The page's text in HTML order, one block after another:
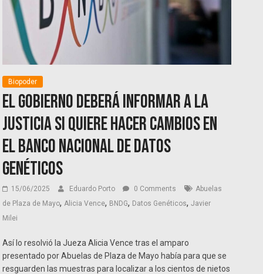
Biopoder
El Gobierno deberá informar a la
Justicia si quiere hacer cambios en
el Banco Nacional de Datos
Genéticos
15/06/2025 Eduardo Porto 0 Comments
Abuelas
de Plaza de Mayo, Alicia Vence, BNDG, Datos Genéticos,Javier
Milei
Así lo resolvió la Jueza Alicia Vence tras el amparo
presentado por Abuelas de Plaza de Mayo había para que se
resguarden las muestras para localizar a los cientos de nietos